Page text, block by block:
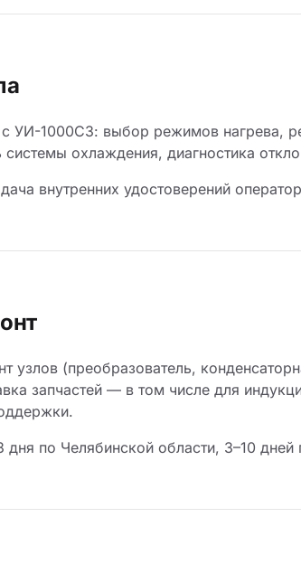
УИ-1000СЗ: выбор режимов нагрева,
охлаждения, диагностика
внутренних удостоверений
узлов (преобразователь,
запчастей — в том числе для
по Челябинской области, 3–10 дней